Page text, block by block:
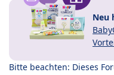
Neu
Bitte beachten: Dieses